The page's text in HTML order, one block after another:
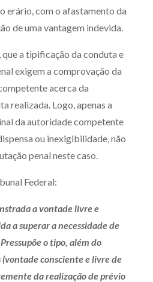
erário, com o afastamento da
de uma vantagem indevida.
que a tipificação da conduta e
exigem a comprovação da
acerca da
realizada. Logo, apenas a
da autoridade competente
ou inexigibilidade, não
penal neste caso.
Federal:
a vontade livre e
a superar a necessidade de
o tipo, além do
(vontade consciente e livre de
da realização de prévio